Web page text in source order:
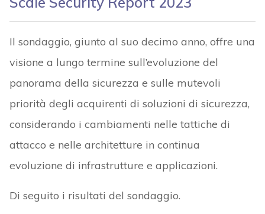
Il sondaggio, giunto al suo decimo anno, offre una
visione a lungo termine sull’evoluzione del
panorama della sicurezza e sulle mutevoli
priorità degli acquirenti di soluzioni di sicurezza,
considerando i cambiamenti nelle tattiche di
attacco e nelle architetture in continua
evoluzione di infrastrutture e applicazioni.
Di seguito i risultati del sondaggio.